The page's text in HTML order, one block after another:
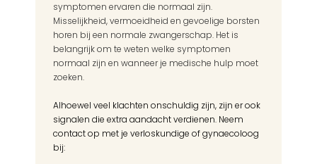
symptomen ervaren die normaal zijn.
Misselijkheid, vermoeidheid en gevoelige borsten
horen bij een normale zwangerschap. Het is
belangrijk om te weten welke symptomen
normaal zijn en wanneer je medische hulp moet
zoeken.
Alhoewel veel klachten onschuldig zijn, zijn er ook
signalen die extra aandacht verdienen. Neem
contact op met je verloskundige of gynaecoloog
bij: